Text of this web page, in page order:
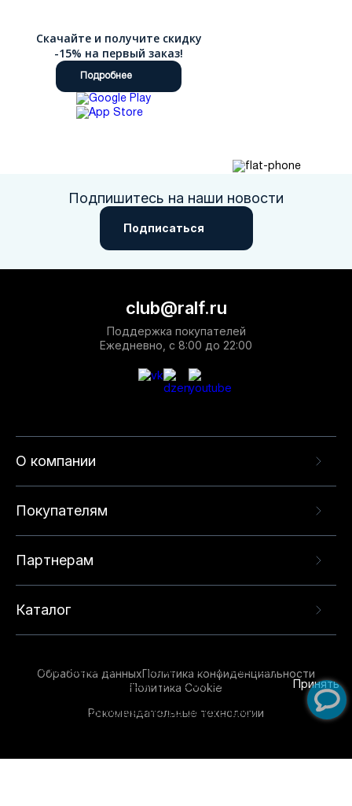
Скачайте и получите скидку
-15% на первый заказ!
Подробнее
Подпишитесь на наши новости
Подписаться
О компании
Покупателям
Партнерам
Каталог
club@ralf.ru
Поддержка покупателей
Ежедневно, с 8:00 до 22:00
Обработка данныхПолитика конфиденциальности
Политика Cookie
Рекомендательные технологии
опыта на нашем сайте. Продолжая использовать
данный сайт, вы соглашаетесь с использованием
технологий. Для получения дополнительной
Принять